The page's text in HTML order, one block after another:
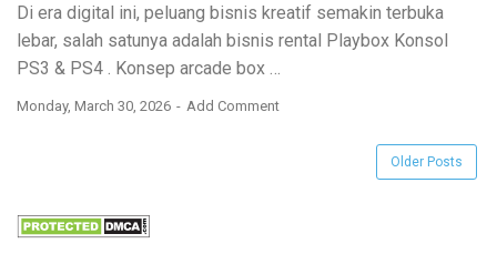
Di era digital ini, peluang bisnis kreatif semakin terbuka
lebar, salah satunya adalah bisnis rental Playbox Konsol
PS3 & PS4 . Konsep arcade box
Monday, March 30, 2026 Add Comment
Older Posts